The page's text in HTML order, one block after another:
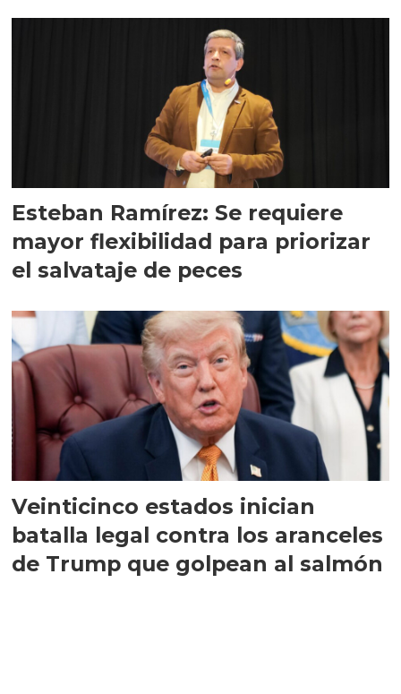
Esteban Ramírez: Se requiere
mayor flexibilidad para priorizar
el salvataje de peces
Veinticinco estados inician
batalla legal contra los aranceles
de Trump que golpean al salmón